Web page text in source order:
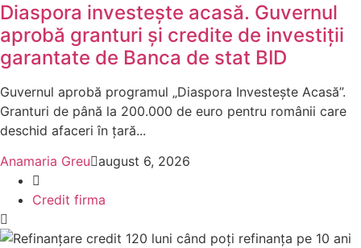
Diaspora investește acasă. Guvernul
aprobă granturi și credite de investiții
garantate de Banca de stat BID
Guvernul aprobă programul „Diaspora Investește Acasă”.
Granturi de până la 200.000 de euro pentru românii care
deschid afaceri în țară...
Anamaria Greu august 6, 2026
Credit firma